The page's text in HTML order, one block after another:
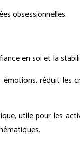
obsessionnelles.
en soi et la
réduit les
utile pour les